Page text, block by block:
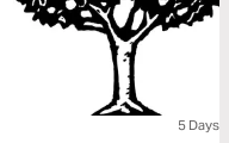
5 Days